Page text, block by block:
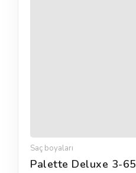
Saç boyaları
Palette Deluxe 3-65